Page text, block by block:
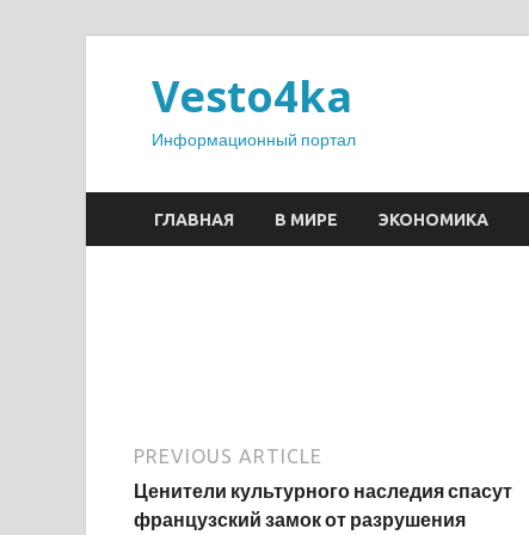
Vesto4ka
Информационный портал
ГЛАВНАЯ В МИРЕ ЭКОНОМИКА
PREVIOUS ARTICLE
Ценители культурного наследия спасут
французский замок от разрушения